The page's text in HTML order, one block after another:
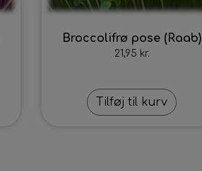
Broccolifrø pose (Raab)
21,95 kr.
Tilføj til kurv